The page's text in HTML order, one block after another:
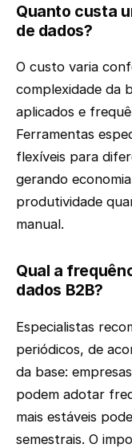
Quanto custa
de dados?
O custo varia
complexidade da
aplicados e
Ferramentas
flexíveis para
gerando
produtividade
manual.
Qual a
dados B2B?
Especialistas
periódicos, de
da base:
podem adotar
mais estáveis
semestrais. O